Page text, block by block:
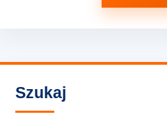
Szukaj